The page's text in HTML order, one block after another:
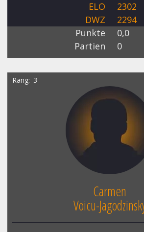
ELO
2302
DWZ
2294
Punkte
0,0
Partien
0
Rang 3
Carmen
Voicu-